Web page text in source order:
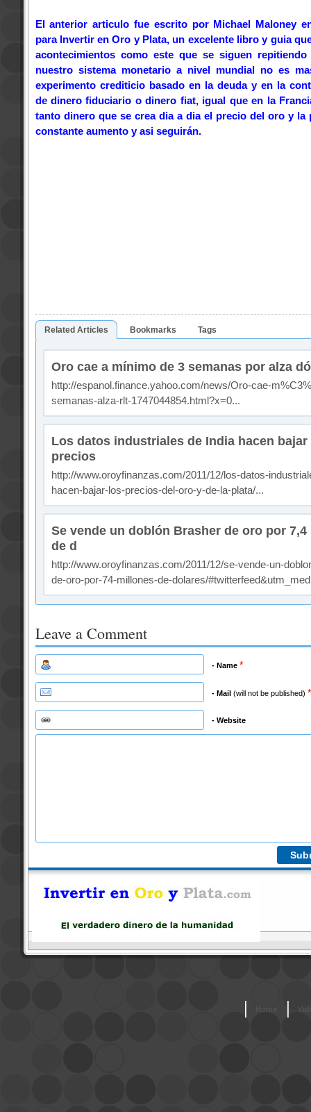
El anterior articulo fue escrito por Michael Maloney
para Invertir en Oro y Plata, un excelente libro y guia
acontecimientos como este que se siguen
nuestro sistema monetario a nivel mundial no es
experimento crediticio basado en la deuda y en la
de dinero fiduciario o dinero fiat, igual que en la
tanto dinero que se crea dia a dia el precio del oro y la
constante aumento y asi seguirán.
Related Articles Bookmarks Tags
Oro cae a mínimo de 3 semanas por alza
http://espanol.finance.yahoo.com/news/Oro-cae-
semanas-alza-rlt-1747044854.html?x=0...
Los datos industriales de India hacen bajar
precios
http://www.oroyfinanzas.com/2011/12/los-datos-
hacen-bajar-los-precios-del-oro-y-de-la-plata/...
Se vende un doblón Brasher de oro por
de d
http://www.oroyfinanzas.com/2011/12/se-vende-un-
de-oro-por-74-millones-de-dolares/
Leave a Comment
- Name *
- Mail (will not be published) *
- Website